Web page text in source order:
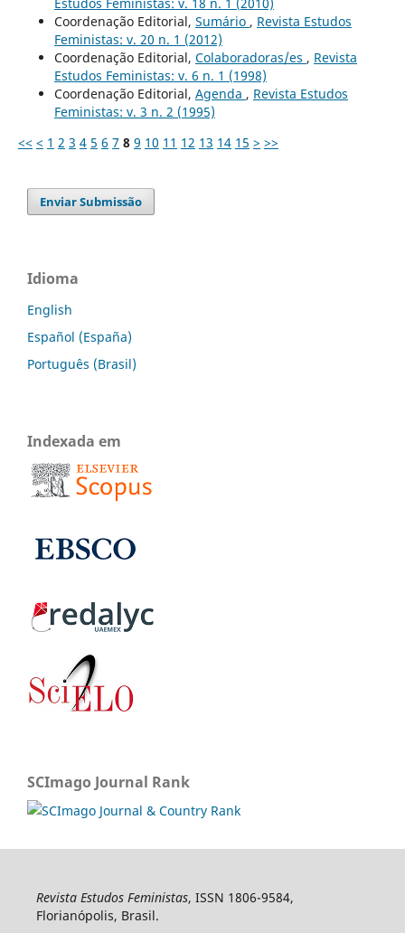
Coordenação Editorial, Sumário , Revista Estudos
Feministas: v. 20 n. 1 (2012)
Coordenação Editorial, Colaboradoras/es , Revista
Estudos Feministas: v. 6 n. 1 (1998)
Coordenação Editorial, Agenda , Revista Estudos
Feministas: v. 3 n. 2 (1995)
<< < 1 2 3 4 5 6 7 8 9 10 11 12 13 14 15 > >>
Enviar Submissão
Idioma
English
Español (España)
Português (Brasil)
Indexada em
SCImago Journal Rank
Revista Estudos Feministas, ISSN 1806-9584,
Florianópolis, Brasil.